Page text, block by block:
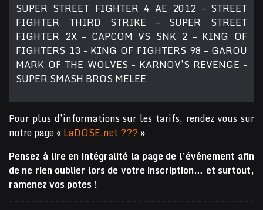
SUPER STREET FIGHTER 4 AE 2012 – STREET
FIGHTER THIRD STRIKE – SUPER STREET
FIGHTER 2X – CAPCOM VS SNK 2 – KING OF
FIGHTERS 13 – KING OF FIGHTERS 98 – GAROU
MARK OF THE WOLVES – KARNOV’S REVENGE –
SUPER SMASH BROS MELEE
Pour plus d’informations sur les tarifs, rendez vous sur
notre page « LaDOSE.net ??? »
Pensez à lire en intégralité la page de l’événement afin
de ne rien oublier lors de votre inscription… et surtout,
ramenez vos potes !